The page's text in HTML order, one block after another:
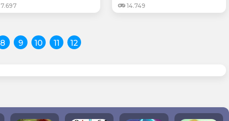
7.697 14.749
8 9 10 11 12